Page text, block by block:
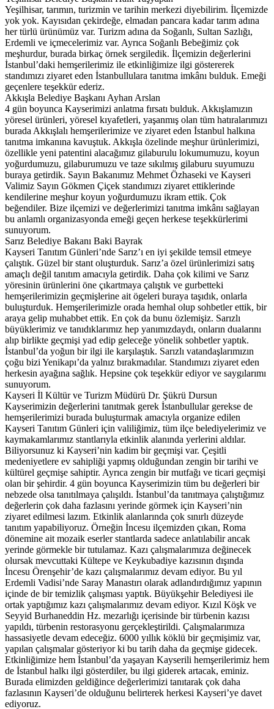
Yeşilhisar, tarımın, turizmin ve tarihin merkezi diyebilirim. İlçemizde
yok yok. Kayısıdan çekirdeğe, elmadan pancara kadar tarım adına
her türlü ürünümüz var. Turizm adına da Soğanlı, Sultan Sazlığı,
Erdemli ve içmecelerimiz var. Ayrıca Soğanlı Bebeğimiz çok
meşhurdur, burada birkaç örnek sergiledik. İlçemizin değerlerini
İstanbul’daki hemşerilerimiz ile etkinliğimize ilgi göstererek
standımızı ziyaret eden İstanbullulara tanıtma imkânı bulduk. Emeği
geçenlere teşekkür ederiz.
Akkışla Belediye Başkanı Ayhan Arslan
4 gün boyunca Kayserimizi anlatma fırsatı bulduk. Akkışlamızın
yöresel ürünleri, yöresel kıyafetleri, yaşanmış olan tüm hatıralarımızı
burada Akkışlalı hemşerilerimize ve ziyaret eden İstanbul halkına
tanıtma imkanına kavuştuk. Akkışla özelinde meşhur ürünlerimizi,
özellikle yeni patentini alacağımız gilaburulu lokumumuzu, koyun
yoğurdumuzu, gilaburumuzu ve taze sıkılmış gilaburu suyumuzu
buraya getirdik. Sayın Bakanımız Mehmet Özhaseki ve Kayseri
Valimiz Sayın Gökmen Çiçek standımızı ziyaret ettiklerinde
kendilerine meşhur koyun yoğurdumuzu ikram ettik. Çok
beğendiler. Bize ilçemizi ve değerlerimizi tanıtma imkânı sağlayan
bu anlamlı organizasyonda emeği geçen herkese teşekkürlerimi
sunuyorum.
Sarız Belediye Bakanı Baki Bayrak
Kayseri Tanıtım Günleri’nde Sarız’ı en iyi şekilde temsil etmeye
çalıştık. Güzel bir stant oluşturduk. Sarız’a özel ürünlerimizi satış
amaçlı değil tanıtım amacıyla getirdik. Daha çok kilimi ve Sarız
yöresinin ürünlerini öne çıkartmaya çalıştık ve gurbetteki
hemşerilerimizin geçmişlerine ait ögeleri buraya taşıdık, onlarla
buluşturduk. Hemşerilerimizle orada hemhal olup sohbetler ettik, bir
araya gelip muhabbet ettik. En çok da bunu özlemişiz. Sarızlı
büyüklerimiz ve tanıdıklarımız hep yanımızdaydı, onların dualarını
alıp birlikte geçmişi yad edip geleceğe yönelik sohbetler yaptık.
İstanbul’da yoğun bir ilgi ile karşılaştık. Sarızlı vatandaşlarımızın
çoğu bizi Yenikapı’da yalnız bırakmadılar. Standımızı ziyaret eden
herkesin ayağına sağlık. Hepsine çok teşekkür ediyor ve saygılarımı
sunuyorum.
Kayseri İl Kültür ve Turizm Müdürü Dr. Şükrü Dursun
Kayserimizin değerlerini tanıtmak gerek İstanbullular gerekse de
hemşerilerimizi burada buluşturmak amacıyla organize edilen
Kayseri Tanıtım Günleri için valiliğimiz, tüm ilçe belediyelerimiz ve
kaymakamlarımız stantlarıyla etkinlik alanında yerlerini aldılar.
Biliyorsunuz ki Kayseri’nin kadim bir geçmişi var. Çeşitli
medeniyetlere ev sahipliği yapmış olduğundan zengin bir tarihi ve
kültürel geçmişe sahiptir. Ayrıca zengin bir mutfağı ve ticari geçmişi
olan bir şehirdir. 4 gün boyunca Kayserimizin tüm bu değerleri bir
nebzede olsa tanıtılmaya çalışıldı. İstanbul’da tanıtmaya çalıştığımız
değerlerin çok daha fazlasını yerinde görmek için Kayseri’nin
ziyaret edilmesi lazım. Etkinlik alanlarında çok sınırlı düzeyde
tanıtım yapabiliyoruz. Örneğin İncesu ilçemizden çıkan, Roma
dönemine ait mozaik eserler stantlarda sadece anlatılabilir ancak
yerinde görmekle bir tutulamaz. Kazı çalışmalarımıza değinecek
olursak mevcuttaki Kültepe ve Keykubadiye kazısının dışında
İncesu Örenşehir’de kazı çalışmalarımız devam ediyor. Bu yıl
Erdemli Vadisi’nde Saray Manastırı olarak adlandırdığımız yapının
içinde de bir temizlik çalışması yaptık. Büyükşehir Belediyesi ile
ortak yaptığımız kazı çalışmalarımız devam ediyor. Kızıl Köşk ve
Seyyid Burhaneddin Hz. mezarlığı içerisinde bir türbenin kazısı
yapıldı, türbenin restorasyonu gerçekleştirildi. Çalışmalarımıza
hassasiyetle devam edeceğiz. 6000 yıllık köklü bir geçmişimiz var,
yapılan çalışmalar gösteriyor ki bu tarih daha da geçmişe gidecek.
Etkinliğimize hem İstanbul’da yaşayan Kayserili hemşerilerimiz hem
de İstanbul halkı ilgi gösterdiler, bu ilgi giderek artacak, eminiz.
Burada elimizden geldiğince değerlerimizi tanıtarak çok daha
fazlasının Kayseri’de olduğunu belirterek herkesi Kayseri’ye davet
ediyoruz.